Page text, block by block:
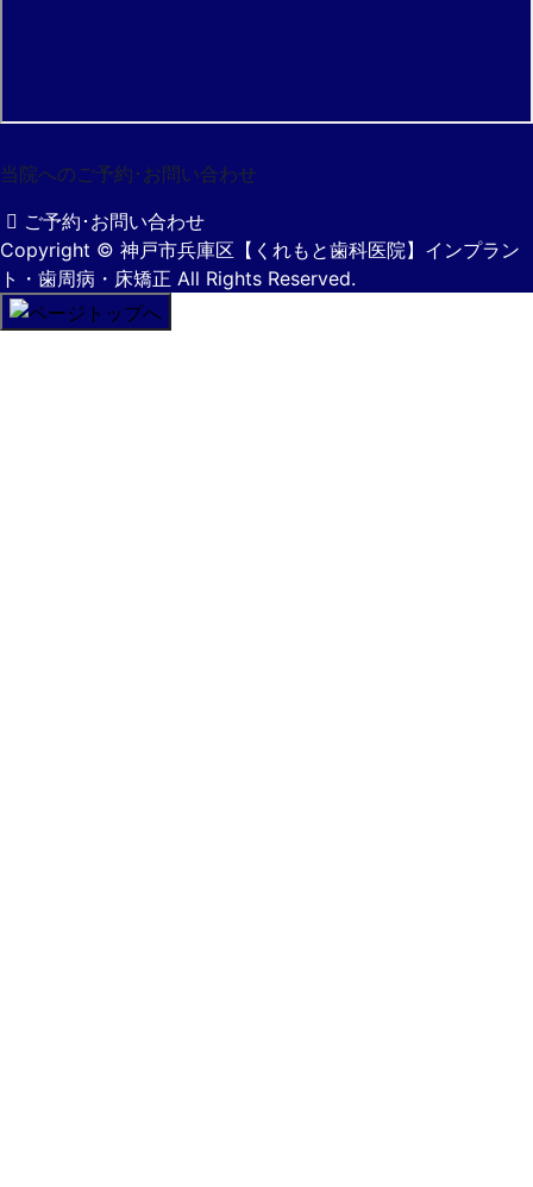
当院へのご予約･ お問い合わせ
ご予約･お問い合わせ
Copyright © 神戸市兵庫区【くれもと歯科医院】インプラン
ト・歯周病・床矯正 All Rights Reserved.